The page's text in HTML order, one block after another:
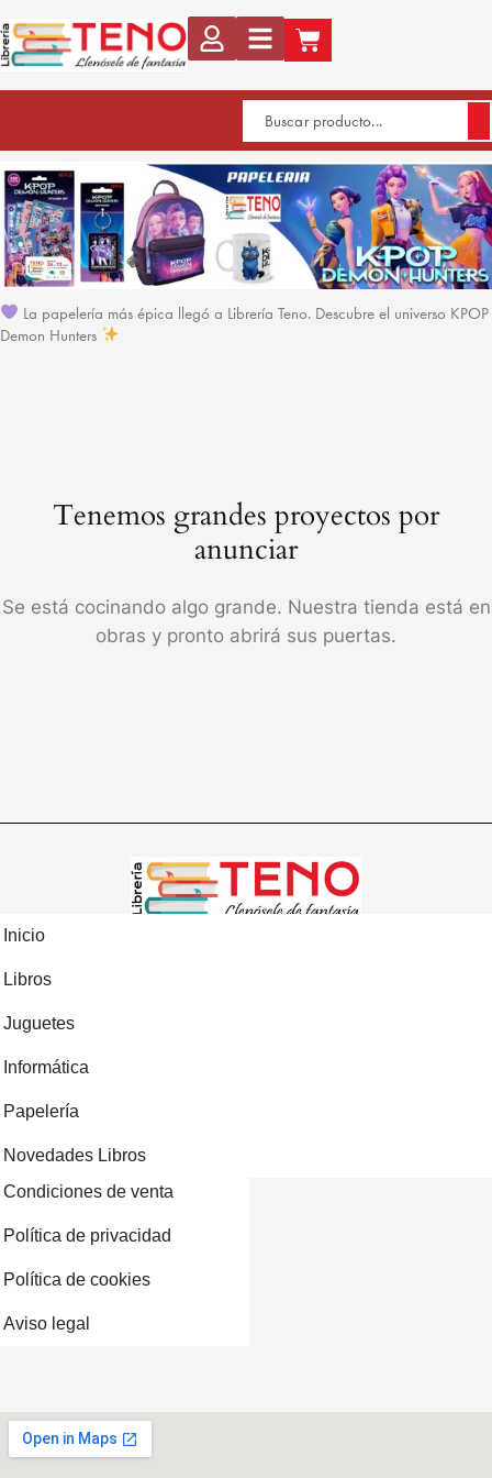
La papelería más épica llegó a Librería Teno. Descubre el universo KPOP
Demon Hunters
Tenemos grandes proyectos por
anunciar
Se está cocinando algo grande. Nuestra tienda está en
obras y pronto abrirá sus puertas.
Inicio
Libros
Juguetes
Informática
Papelería
Novedades Libros
Condiciones de venta
Política de privacidad
Política de cookies
Aviso legal